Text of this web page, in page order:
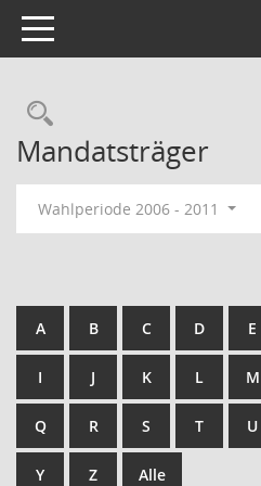
Toggle navigation
Rechercheauswahl
Mandatsträger
Wahlperiode 2006 - 2011
A B C D E
I J K L M
Q R S T U
Y Z Alle